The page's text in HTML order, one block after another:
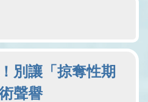
別讓「掠奪性期
聲譽